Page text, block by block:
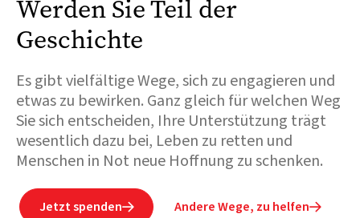
Werden Sie Teil der
Geschichte
Es gibt vielfältige Wege, sich zu engagieren und
etwas zu bewirken. Ganz gleich für welchen Weg
Sie sich entscheiden, Ihre Unterstützung trägt
wesentlich dazu bei, Leben zu retten und
Menschen in Not neue Hoffnung zu schenken.
Jetzt spenden Andere Wege, zu helfen